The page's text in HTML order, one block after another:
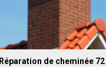
Réparation de cheminée 72